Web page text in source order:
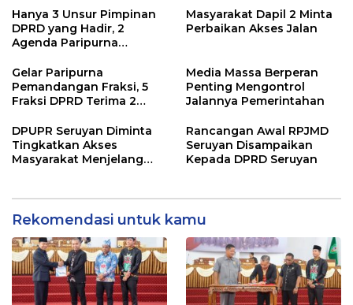
2024
Hanya 3 Unsur Pimpinan
DPRD yang Hadir, 2
Agenda Paripurna
Masyarakat Dapil 2 Minta
Perbaikan Akses Jalan
Gelar Paripurna
Pemandangan Fraksi, 5
Fraksi DPRD Terima 2
Media Massa Berperan
Penting Mengontrol
Jalannya Pemerintahan
DPUPR Seruyan Diminta
Tingkatkan Akses
Masyarakat Menjelang
Rancangan Awal RPJMD
Seruyan Disampaikan
Kepada DPRD Seruyan
Rekomendasi untuk kamu